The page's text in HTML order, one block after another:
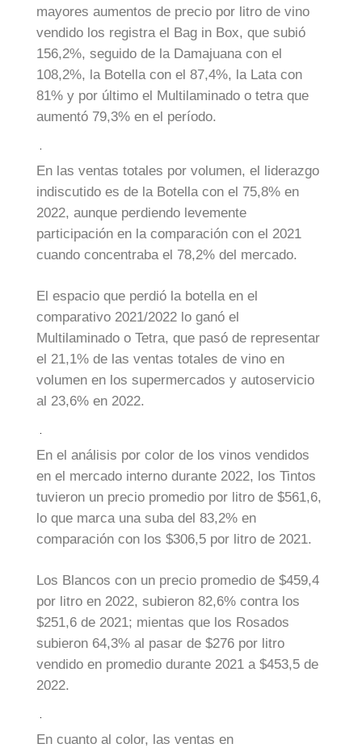
mayores aumentos de precio por litro de vino
vendido los registra el Bag in Box, que subió
156,2%, seguido de la Damajuana con el
108,2%, la Botella con el 87,4%, la Lata con
81% y por último el Multilaminado o tetra que
aumentó 79,3% en el período.
En las ventas totales por volumen, el liderazgo
indiscutido es de la Botella con el 75,8% en
2022, aunque perdiendo levemente
participación en la comparación con el 2021
cuando concentraba el 78,2% del mercado.
El espacio que perdió la botella en el
comparativo 2021/2022 lo ganó el
Multilaminado o Tetra, que pasó de representar
el 21,1% de las ventas totales de vino en
volumen en los supermercados y autoservicio
al 23,6% en 2022.
En el análisis por color de los vinos vendidos
en el mercado interno durante 2022, los Tintos
tuvieron un precio promedio por litro de $561,6,
lo que marca una suba del 83,2% en
comparación con los $306,5 por litro de 2021.
Los Blancos con un precio promedio de $459,4
por litro en 2022, subieron 82,6% contra los
$251,6 de 2021; mientas que los Rosados
subieron 64,3% al pasar de $276 por litro
vendido en promedio durante 2021 a $453,5 de
2022.
En cuanto al color, las ventas en